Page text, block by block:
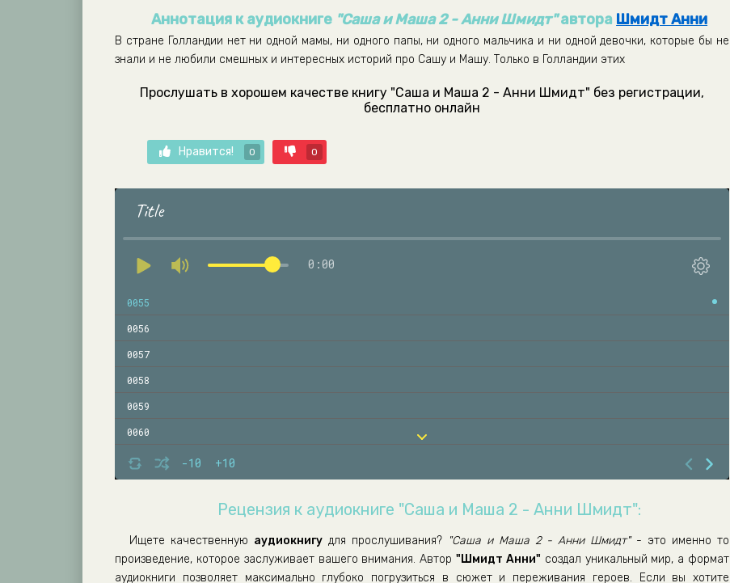
Аннотация к аудиокниге "Саша и Маша 2 - Анни Шмидт"автора Шмидт Анни
В стране Голландии нет ни одной мамы, ни одного папы, ни одного мальчика и ни одной девочки, которые бы не
знали и не любили смешных и интересных историй про Сашу и Машу. Только в Голландии этих
Прослушать в хорошем качестве книгу "Саша и Маша 2 - Анни Шмидт" без регистрации,
бесплатно онлайн
Нравится! 0 0
Title
0:00
-10 +10
0055
0056
0057
0058
0059
0060
0061
0062
0064
0065
Рецензия к аудиокниге "Саша и Маша 2 - Анни Шмидт":
Ищете качественную аудиокнигу для прослушивания? "Саша и Маша 2 - Анни Шмидт"- это именно то
произведение, которое заслуживает вашего внимания. Автор "Шмидт Анни" создал уникальный мир, а формат
аудиокниги позволяет максимально глубоко погрузиться в сюжет и переживания героев. Если вы хотите